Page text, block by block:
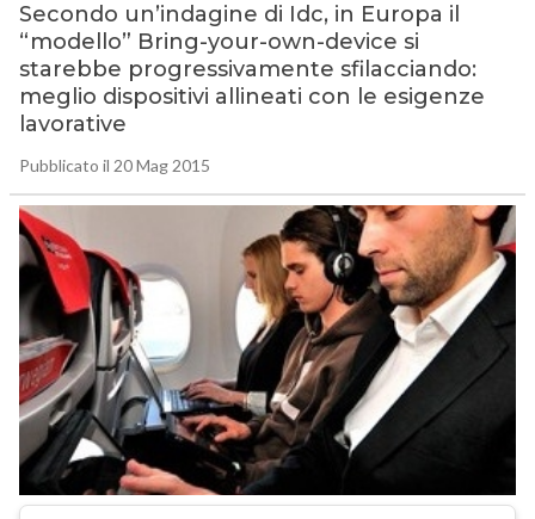
Secondo un’indagine di Idc, in Europa il
“modello” Bring-your-own-device si
starebbe progressivamente sfilacciando:
meglio dispositivi allineati con le esigenze
lavorative
Pubblicato il 20 Mag 2015